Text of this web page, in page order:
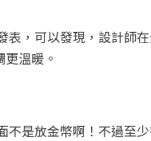
，可以發現，設計師
溫暖。
是放金幣啊！不過至少